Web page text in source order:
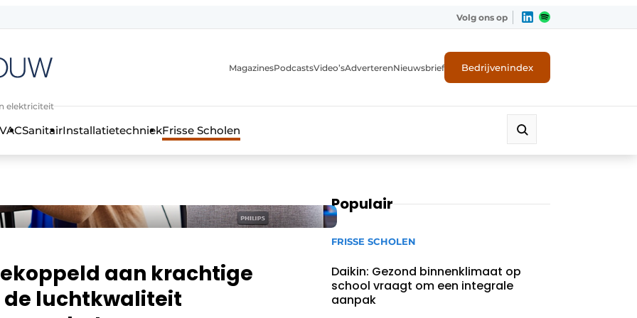
Volg ons op
elektriciteit
MagazinesPodcastsVideo’sAdverterenNieuwsbrief Bedrijvenindex
SanitairInstallatietechniekFrisse Scholen
aan krachtige
luchtkwaliteit
Populair
FRISSE SCHOLEN
Daikin: Gezond binnenklimaat op
school vraagt om een integrale
aanpak